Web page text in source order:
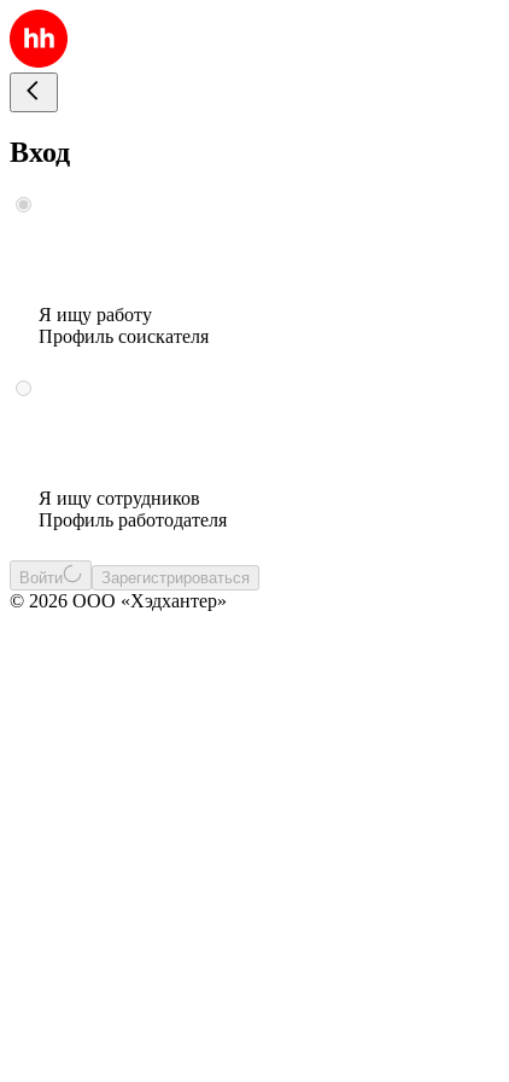
Вход
Я ищу работу
Профиль соискателя
Я ищу сотрудников
Профиль работодателя
Войти Зарегистрироваться
© 2026 ООО «Хэдхантер»